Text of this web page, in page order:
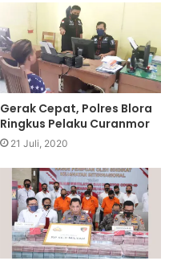
Gerak Cepat, Polres Blora
Ringkus Pelaku Curanmor
21 Juli, 2020